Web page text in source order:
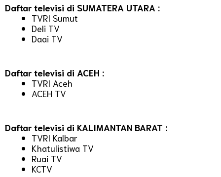
Daftar televisi di SUMATERA UTARA :
TVRI Sumut
Deli TV
Daai TV
Daftar televisi di ACEH :
TVRI Aceh
ACEH TV
Daftar televisi di KALIMANTAN BARAT :
TVRI Kalbar
Khatulistiwa TV
Ruai TV
KCTV